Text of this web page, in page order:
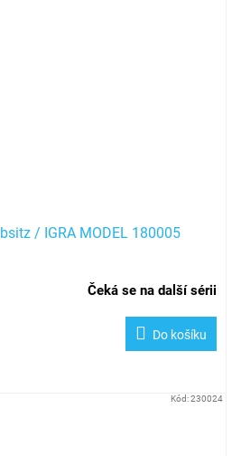
/ IGRA MODEL 180005
Čeká se na další sérii
Do košíku
Kód:230024